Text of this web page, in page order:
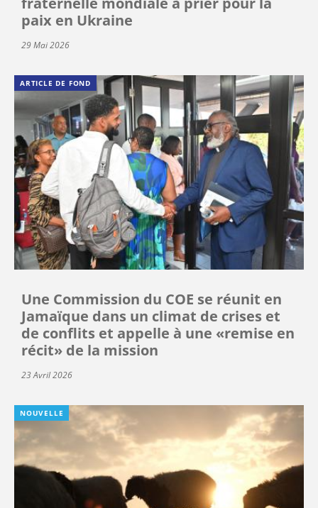
paix en Ukraine
29 Mai 2026
ARTICLE DE FOND
Une Commission du COE se réunit en
Jamaïque dans un climat de crises et
de conflits et appelle à une «remise en
récit» de la mission
23 Avril 2026
NOUVELLE